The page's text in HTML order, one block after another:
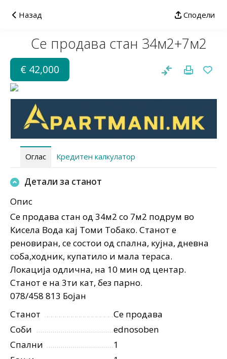
Назад Сподели
Се продава стан 34м2+7м2
€ 42,000
Оглас Кредитен калкулатор
Детали за станот
Опис
Се продава стан од 34м2 со 7м2 подрум во
Кисела Вода кај Томи Тобако. Станот е
реновиран, се состои од спална, кујна, дневна
соба,ходник, купатило и мала тераса.
Локација одлична, на 10 мин од центар.
Станот е на 3ти кат, без парно.
078/458 813 Бојан
Станот
Се продава
Соби
ednosoben
Спални
1